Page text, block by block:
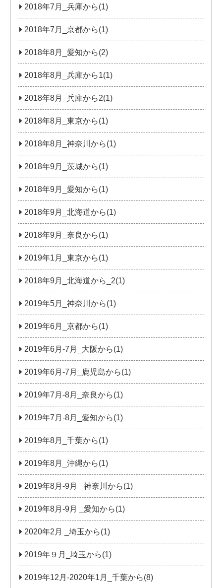
2018年7月_兵庫から(1)
2018年7月_京都から(1)
2018年8月_愛知から(2)
2018年8月_兵庫から1(1)
2018年8月_兵庫から2(1)
2018年8月_東京から(1)
2018年8月_神奈川から(1)
2018年9月_茨城から(1)
2018年9月_愛知から(1)
2018年9月_北海道から(1)
2018年9月_奈良から(1)
2019年1月_東京から(1)
2018年9月_北海道から_2(1)
2019年5月_神奈川から(1)
2019年6月_京都から(1)
2019年6月-7月_大阪から(1)
2019年6月-7月_鹿児島から(1)
2019年7月-8月_奈良から(1)
2019年7月-8月_愛知から(1)
2019年8月_千葉から(1)
2019年8月_沖縄から(1)
2019年8月-9月 _神奈川から(1)
2019年8月-9月 _愛知から(1)
2020年2月 _埼玉から(1)
2019年９月_埼玉から(1)
2019年12月-2020年1月_千葉から(8)